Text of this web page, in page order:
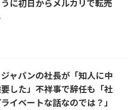
に初日からメルカリで転売
ャパンの社長が「知人に中
した」不祥事で辞任も「社
イベートな話なのでは？」